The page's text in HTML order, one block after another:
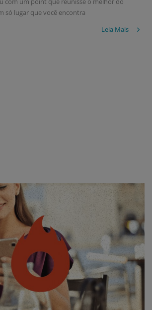
só lugar que você encontra
Leia Mais